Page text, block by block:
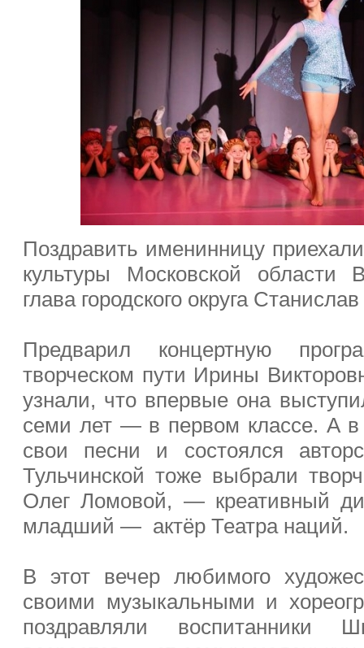
Поздравить именинницу
культуры Московской области
глава городского округа
Предварил концертную
творческом пути Ирины
узнали, что впервые она
семи лет — в первом классе. А в
свои песни и состоялся
Тульчинской тоже выбрали
Олег Ломовой, — креативный
младший — актёр Театра наций.
В этот вечер любимого
своими музыкальными и
поздравляли воспитанники